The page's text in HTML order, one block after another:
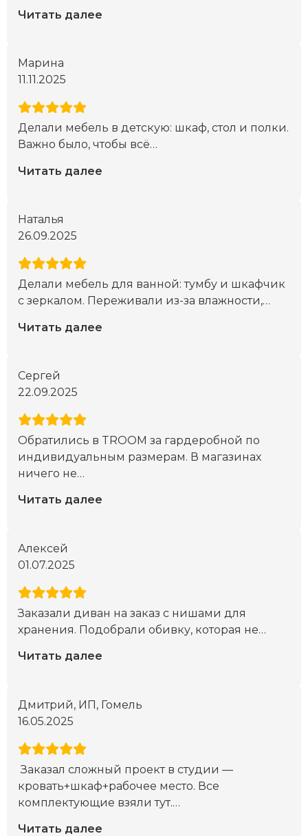
Читать далее
Марина
11.11.2025
Делали мебель в детскую: шкаф, стол и полки.
Важно было, чтобы всё…
Читать далее
Наталья
26.09.2025
Делали мебель для ванной: тумбу и шкафчик
с зеркалом. Переживали из-за влажности,…
Читать далее
Сергей
22.09.2025
Обратились в TROOM за гардеробной по
индивидуальным размерам. В магазинах
ничего не…
Читать далее
Алексей
01.07.2025
Заказали диван на заказ с нишами для
хранения. Подобрали обивку, которая не…
Читать далее
Дмитрий, ИП, Гомель
16.05.2025
Заказал сложный проект в студии —
кровать+шкаф+рабочее место. Все
комплектующие взяли тут.…
Читать далее